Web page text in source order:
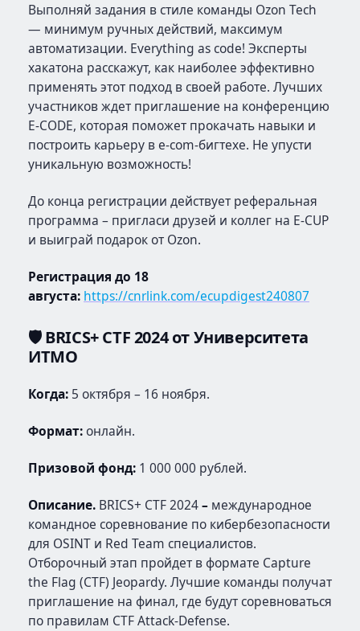
Выполняй задания в стиле команды Ozon Tech
— минимум ручных действий, максимум
автоматизации. Everything as code! Эксперты
хакатона расскажут, как наиболее эффективно
применять этот подход в своей работе. Лучших
участников ждет приглашение на конференцию
E-CODE, которая поможет прокачать навыки и
построить карьеру в e-com-бигтехе. Не упусти
уникальную возможность!
До конца регистрации действует реферальная
программа – пригласи друзей и коллег на E-CUP
и выиграй подарок от Ozon.
Регистрация до 18
августа: https://cnrlink.com/ecupdigest240807
🛡️ BRICS+ CTF 2024 от Университета
ИТМО
Когда: 5 октября – 16 ноября.
Формат:онлайн.
Призовой фонд: 1 000 000 рублей.
Описание. BRICS+ CTF 2024– международное
командное соревнование по кибербезопасности
для OSINT и Red Team специалистов.
Отборочный этап пройдет в формате Capture
the Flag (CTF) Jeopardy. Лучшие команды получат
приглашение на финал, где будут соревноваться
по правилам CTF Attack-Defense.